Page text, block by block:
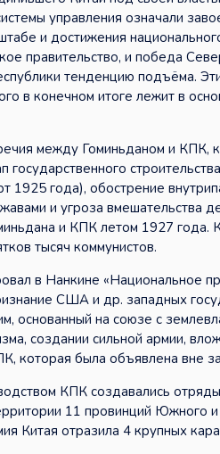
управления означали
и достижения
правительство, и победа
тенденцию подъёма.
в конечном итоге лежит в
между Гоминьданом и КПК,
государственного
1925 года), обострение
и угроза
и КПК летом 1927 года.
тысяч коммунистов.
в Нанкине «Национальное
США и др. западных
основанный на союзе с
создании сильной армии,
которая была объявлена вне
КПК создавались
11 провинций Южного
Китая отразила 4 крупных